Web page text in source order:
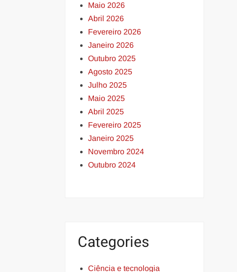
Maio 2026
Abril 2026
Fevereiro 2026
Janeiro 2026
Outubro 2025
Agosto 2025
Julho 2025
Maio 2025
Abril 2025
Fevereiro 2025
Janeiro 2025
Novembro 2024
Outubro 2024
Categories
Ciência e tecnologia